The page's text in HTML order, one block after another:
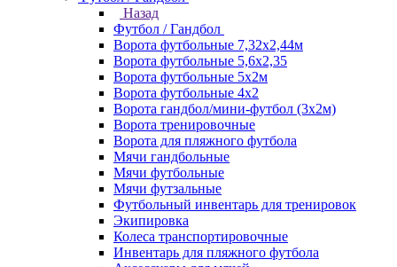
Назад
Футбол / Гандбол
Ворота футбольные 7,32х2,44м
Ворота футбольные 5,6х2,35
Ворота футбольные 5х2м
Ворота футбольные 4х2
Ворота гандбол/мини-футбол (3х2м)
Ворота тренировочные
Ворота для пляжного футбола
Мячи гандбольные
Мячи футбольные
Мячи футзальные
Футбольный инвентарь для тренировок
Экипировка
Колеса транспортировочные
Инвентарь для пляжного футбола